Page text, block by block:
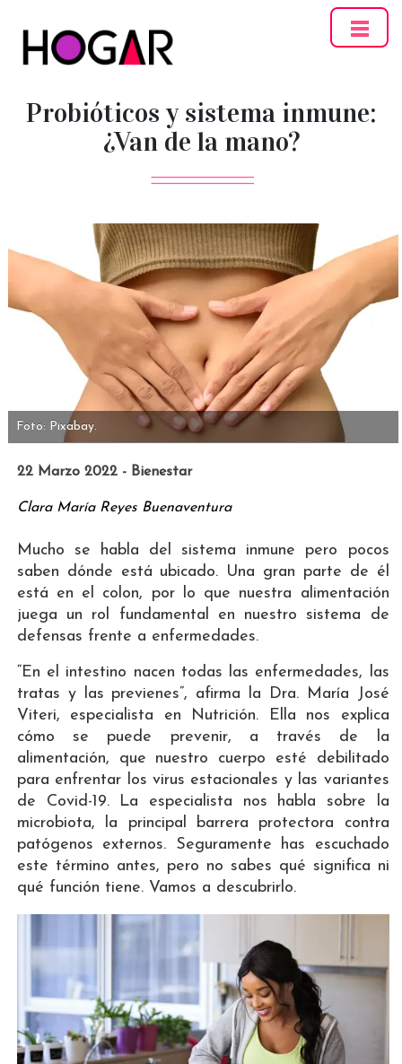
Probióticos y sistema inmune:
¿Van de la mano?
Foto: Pixabay.
22 Marzo 2022 - Bienestar
Clara María Reyes Buenaventura
Mucho se habla del sistema inmune pero pocos
saben dónde está ubicado. Una gran parte de él
está en el colon, por lo que nuestra alimentación
juega un rol fundamental en nuestro sistema de
defensas frente a enfermedades.
“En el intestino nacen todas las enfermedades, las
tratas y las previenes”, afirma la Dra. María José
Viteri, especialista en Nutrición. Ella nos explica
cómo se puede prevenir, a través de la
alimentación, que nuestro cuerpo esté debilitado
para enfrentar los virus estacionales y las variantes
de Covid-19. La especialista nos habla sobre la
microbiota, la principal barrera protectora contra
patógenos externos. Seguramente has escuchado
este término antes, pero no sabes qué significa ni
qué función tiene. Vamos a descubrirlo.